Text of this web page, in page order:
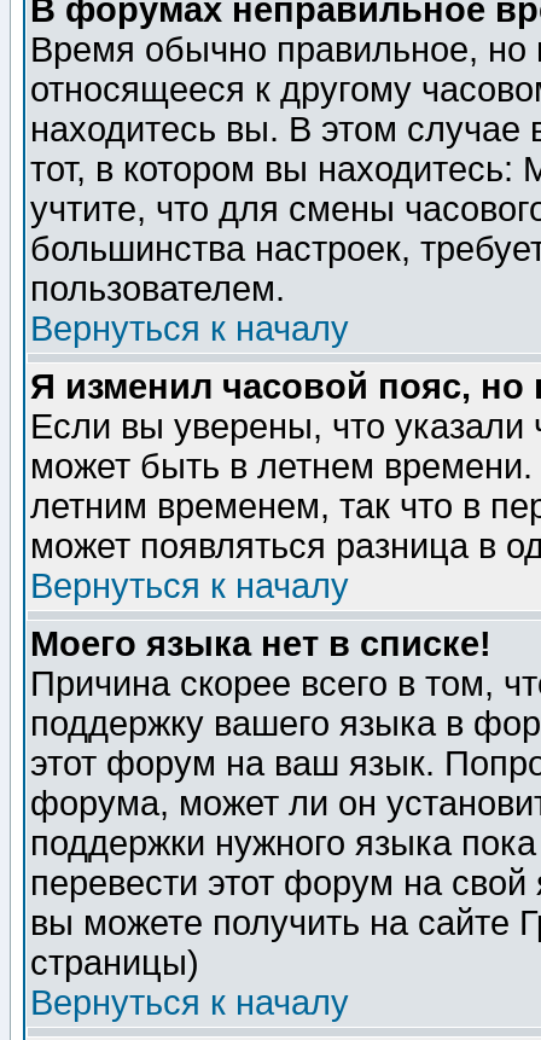
В форумах неправильное
Время обычно правильное,
относящееся к другому
находитесь вы. В этом
тот, в котором вы
учтите, что для смены
большинства настроек,
пользователем.
Вернуться к началу
Я изменил часовой пояс,
Если вы уверены, что указали
может быть в летнем
летним временем, так что в
может появляться разница в
Вернуться к началу
Моего языка нет в списке!
Причина скорее всего в том,
поддержку вашего языка в
этот форум на ваш язык.
форума, может ли он
поддержки нужного языка
перевести этот форум на
вы можете получить на сайте
страницы)
Вернуться к началу